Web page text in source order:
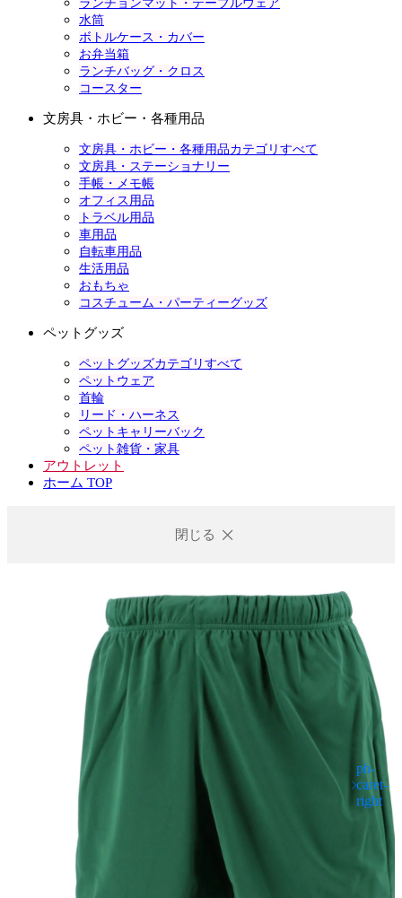
ランチョンマット・テーブルウェア
水筒
ボトルケース・カバー
お弁当箱
ランチバッグ・クロス
コースター
文房具・ホビー・各種用品
文房具・ホビー・各種用品カテゴリすべて
文房具・ステーショナリー
手帳・メモ帳
オフィス用品
トラベル用品
車用品
自転車用品
生活用品
おもちゃ
コスチューム・パーティーグッズ
ペットグッズ
ペットグッズカテゴリすべて
ペットウェア
首輪
リード・ハーネス
ペットキャリーバック
ペット雑貨・家具
アウトレット
ホーム TOP
閉じる